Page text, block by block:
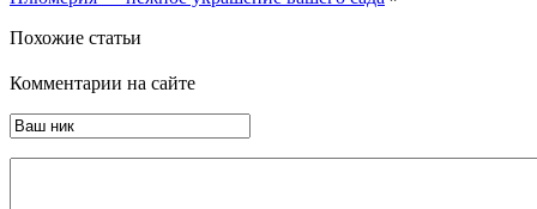
Похожие статьи
Комментарии на сайте